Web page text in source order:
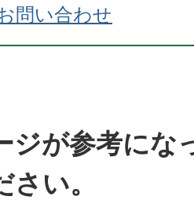
問い合わせ
ジが参考にな
い。